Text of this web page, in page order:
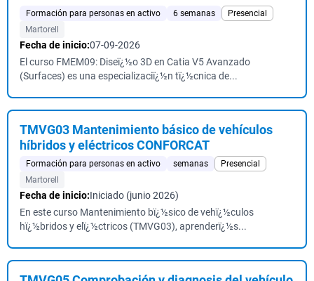
Formación para personas en activo 6 semanas
Presencial
Martorell
Fecha de inicio:07-09-2026
El curso FMEM09: Diseï¿½o 3D en Catia V5 Avanzado
(Surfaces) es una especializaciï¿½n tï¿½cnica de...
TMVG03 Mantenimiento básico de vehículos
híbridos y eléctricos CONFORCAT
Formación para personas en activo semanas
Presencial
Martorell
Fecha de inicio:Iniciado (junio 2026)
En este curso Mantenimiento bï¿½sico de vehï¿½culos
hï¿½bridos y elï¿½ctricos (TMVG03), aprenderï¿½s...